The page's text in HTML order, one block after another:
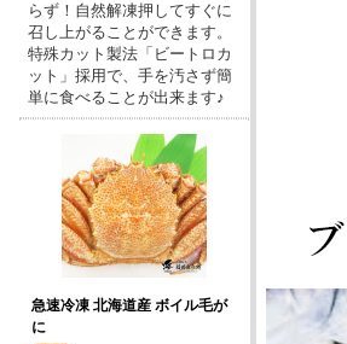
らず！自然解凍押してすぐに
召し上がることができます。
特殊カット製法「ビートロカ
ット」採用で、手を汚さず簡
単に食べることが出来ます♪
急速冷凍 北海道産 ボイル毛が
に